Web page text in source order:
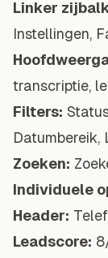
Linker
Instellingen,
transcriptie,
Filters:
Datumbereik,
Zoeken:
Individuele
Header:
Leadscore: